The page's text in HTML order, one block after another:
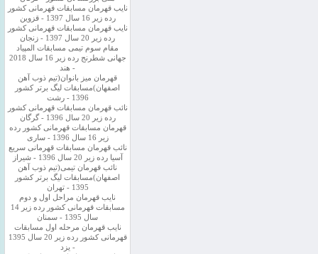
نایب قهرمان مسابقات قهرمانی کشور
رده زیر 16 سال 1397 - قزوین
نایب قهرمان مسابقات قهرمانی کشور
رده زیر 20 سال 1397 - زنجان
مقام سوم تیمی مسابقات المپیاد
جهانی شطرنج رده زیر 16 سال 2018
- هند
قهرمان میز بانوان(تیم ذوب آهن
اصفهان)مسابقات لیگ برتر کشور
1396 - رشت
نائب قهرمان مسابقات قهرمانی کشور
رده زیر 20 سال 1396 - گرگان
قهرمان مسابقات قهرمانی کشور رده
زیر 16 سال 1396 - ساری
نائب قهرمان مسابقات قهرمانی سریع
آسیا رده زیر 20 سال 1396 - شیراز
نائب قهرمان تیمی(تیم ذوب آهن
اصفهان)مسابقات لیگ برتر کشور
1395 - تهران
نایب قهرمان مراحل اول و دوم
مسابقات قهرمانی کشور رده زیر 14
سال 1395 - سمنان
نایب قهرمان مرحله اول مسابقات
قهرمانی کشور رده زیر 20 سال 1395
- یزد